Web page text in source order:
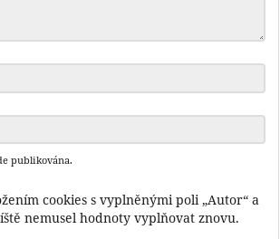
publikována.
cookies s vyplněnými poli „Autor“ a
nemusel hodnoty vyplňovat znovu.